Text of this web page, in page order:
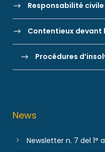
Responsabilité civile
Contentieux devant
Procédures
News
Newsletter n. 7 del 1°